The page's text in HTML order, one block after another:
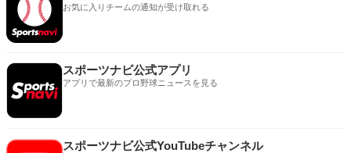
お気に入りチームの通知が受け取れる
スポーツナビ公式アプリ
アプリで最新のプロ野球ニュースを見る
スポーツナビ公式YouTubeチャンネル